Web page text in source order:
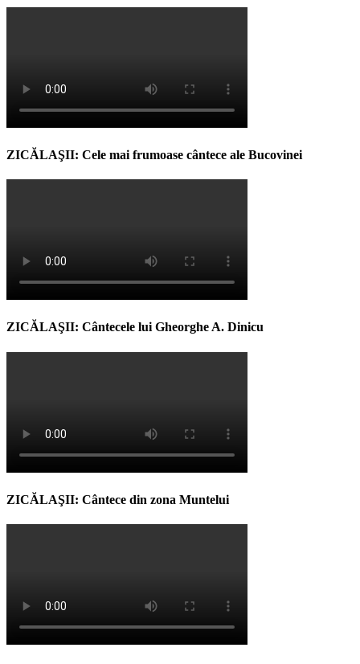
ZICĂLAŞII: Cele mai frumoase cântece ale Bucovinei
ZICĂLAŞII: Cântecele lui Gheorghe A. Dinicu
ZICĂLAŞII: Cântece din zona Muntelui